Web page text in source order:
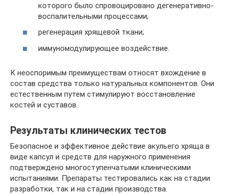
которого было спровоцировано дегенеративно-
воспалительными процессами;
регенерация хрящевой ткани;
иммуномодулирующее воздействие.
К неоспоримым преимуществам относят вхождение в
состав средства только натуральных компонентов. Они
естественным путем стимулируют восстановление
костей и суставов.
Результаты клинических тестов
Безопасное и эффективное действие акульего хряща в
виде капсул и средств для наружного применения
подтверждено многоступенчатыми клиническими
испытаниями. Препараты тестировались как на стадии
разработки, так и на стадии производства.